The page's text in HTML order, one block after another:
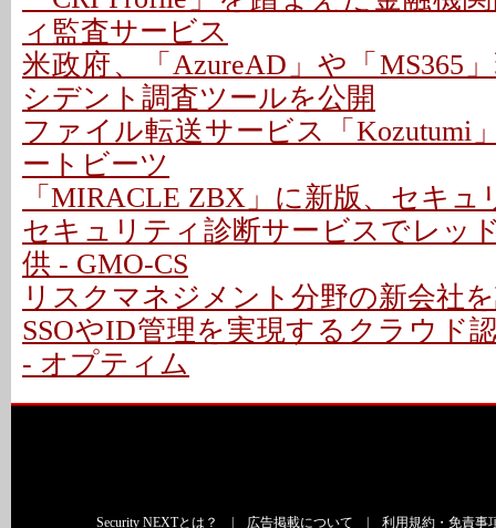
ィ監査サービス
米政府、「AzureAD」や「MS365
シデント調査ツールを公開
ファイル転送サービス「Kozutumi
ートビーツ
「MIRACLE ZBX」に新版、セキ
セキュリティ診断サービスでレッ
供 - GMO-CS
リスクマネジメント分野の新会社
SSOやID管理を実現するクラウド
- オプティム
Security NEXTとは？ 広告掲載について 利用規約・免責事